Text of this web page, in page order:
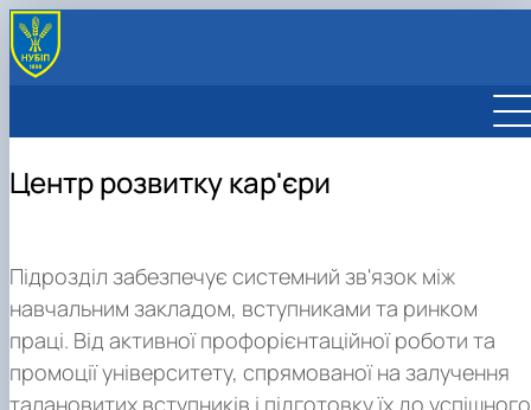
Підготовче відділення
Відділ працевлаштування та зв'язків з
ДРУЗІ-ПАРТНЕРИ
Центр розвитку кар'єри
Підрозділ забезпечує системний зв'язок між
навчальним закладом, вступниками та ринком
праці. Від активної профорієнтаційної роботи та
промоції університету, спрямованої на залучення
талановитих вступників і підготовку їх до успішного